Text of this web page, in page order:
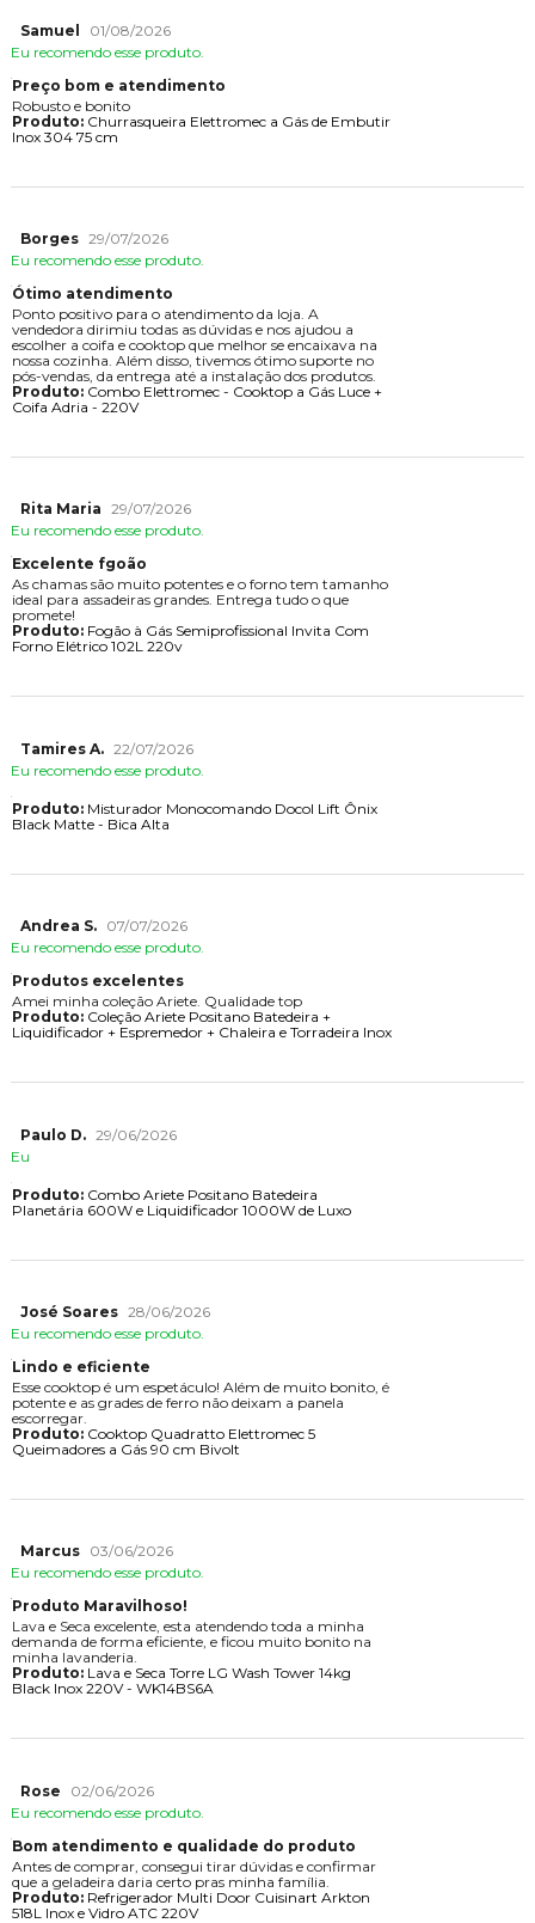
Samuel
01/08/2026
Eu recomendo esse produto.
Preço bom e atendimento
Robusto e bonito
Produto:Churrasqueira Elettromec a Gás de Embutir
Inox 304 75 cm
Borges 29/07/2026
Eu recomendo esse produto.
Ótimo atendimento
Ponto positivo para o atendimento da loja. A
vendedora dirimiu todas as dúvidas e nos ajudou a
escolher a coifa e cooktop que melhor se encaixava na
nossa cozinha. Além disso, tivemos ótimo suporte no
pós-vendas, da entrega até a instalação dos produtos.
Produto:Combo Elettromec - Cooktop a Gás Luce +
Coifa Adria - 220V
Rita Maria 29/07/2026
Eu recomendo esse produto.
Excelente fgoão
As chamas são muito potentes e o forno tem tamanho
ideal para assadeiras grandes. Entrega tudo o que
promete!
Produto:Fogão à Gás Semiprofissional Invita Com
Forno Elétrico 102L 220v
Tamires A. 22/07/2026
Eu recomendo esse produto.
Produto:Misturador Monocomando Docol Lift Ônix
Black Matte - Bica Alta
Andrea S.
07/07/2026
Eu recomendo esse produto.
Produtos excelentes
Amei minha coleção Ariete. Qualidade top
Produto:Coleção Ariete Positano Batedeira +
Liquidificador + Espremedor + Chaleira e Torradeira Inox
Paulo D. 29/06/2026
Eu
Produto:Combo Ariete Positano Batedeira
Planetária 600W e Liquidificador 1000W de Luxo
José Soares 28/06/2026
Eu recomendo esse produto.
Lindo e eficiente
Esse cooktop é um espetáculo! Além de muito bonito, é
potente e as grades de ferro não deixam a panela
escorregar.
Produto:Cooktop Quadratto Elettromec 5
Queimadores a Gás 90 cm Bivolt
Marcus
03/06/2026
Eu recomendo esse produto.
Produto Maravilhoso!
Lava e Seca excelente, esta atendendo toda a minha
demanda de forma eficiente, e ficou muito bonito na
minha lavanderia.
Produto:Lava e Seca Torre LG Wash Tower 14kg
Black Inox 220V - WK14BS6A
Rose
02/06/2026
Eu recomendo esse produto.
Bom atendimento e qualidade do produto
Antes de comprar, consegui tirar dúvidas e confirmar
que a geladeira daria certo pras minha família.
Produto:Refrigerador Multi Door Cuisinart Arkton
518L Inox e Vidro ATC 220V